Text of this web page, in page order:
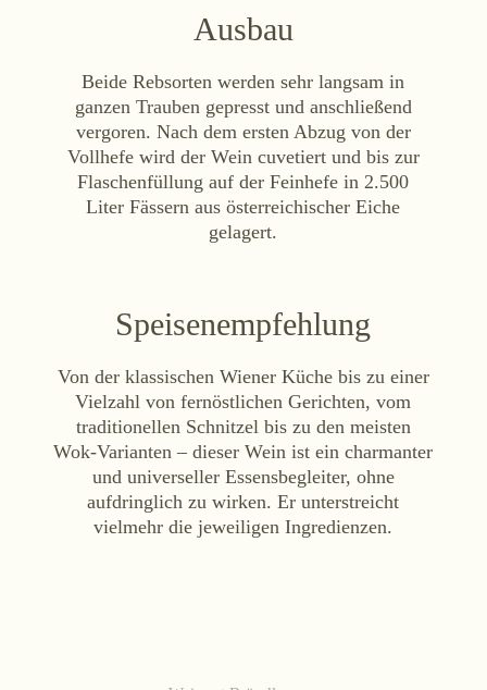
Ausbau
Beide Rebsorten werden sehr langsam in
ganzen Trauben gepresst und anschließend
vergoren. Nach dem ersten Abzug von der
Vollhefe wird der Wein cuvetiert und bis zur
Flaschenfüllung auf der Feinhefe in 2.500
Liter Fässern aus österreichischer Eiche
gelagert.
Speisenempfehlung
Von der klassischen Wiener Küche bis zu einer
Vielzahl von fernöstlichen Gerichten, vom
traditionellen Schnitzel bis zu den meisten
Wok-Varianten – dieser Wein ist ein charmanter
und universeller Essensbegleiter, ohne
aufdringlich zu wirken. Er unterstreicht
vielmehr die jeweiligen Ingredienzen.